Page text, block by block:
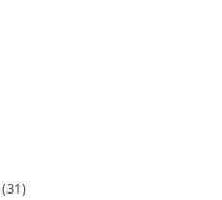
(31)